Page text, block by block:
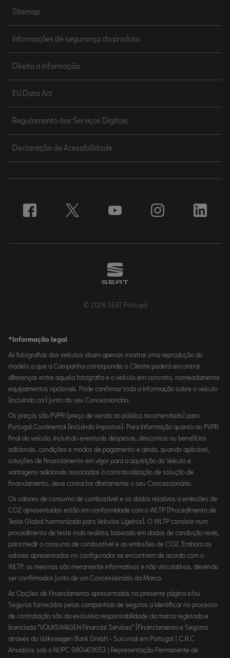
Sitemap
Informações de segurança do produto
Direito à Informação
EU Data Act
Regulamento dos Serviços Digitais
Declaração de Acessibilidade
© 2026 SEAT Portugal
*Informação legal
As fotografias dos veículos visam apenas mostrar uma reprodução do
modelo a que a Campanha corresponde; o Cliente poderá encontrar
diferenças entre aquela fotografia e o veículo em concreto, nomeadamente
equipamentos opcionais. Pode confirmar toda a informação sobre o veículo
(incluindo cor) junto do seu Concessionário.
Os preços são PVPR (preço de venda ao público recomendado) para
Portugal Continental (incluindo impostos). Para informação quanto ao PVPR
final do veículo, incluindo eventuais despesas, descontos ou benefícios
adicionais, condições e modos de pagamento e ainda, quando aplicável,
soluções de financiamento em vigor para a aquisição do Veículo e
vantagens adicionais associadas à contratualização de solução de
financiamento, deve contactar diretamente o seu Concessionário.
Os valores de consumo de combustível e os dados relativos a emissões de
CO2 apresentados estão em conformidade com o WLTP (Procedimento de
Teste Global harmonizado para Veículos Ligeiros). O WLTP consiste num
procedimento de teste mais realista, baseado em dados de condução reais,
para medir o consumo de combustível e as emissões de CO2. Embora os
valores apresentados no configurador se encontrem de acordo com o
WLTP, os mesmos são meramente informativos e não vinculativos, devendo
ser confirmados junto de um Concessionário da Marca.
As Opções de Financiamento apresentadas na presente página e/ou
Seguros fornecidos pelas companhias de seguros a identificar no processo
de contratação são da exclusiva responsabilidade da marca registada e
licenciada "VOLKSWAGEN Financial Services" (Financiamento e Seguros
através do Volkswagen Bank GmbH - Sucursal em Portugal | C.R.C
Amadora, sob o NUPC 980463653 | Representação Permanente de